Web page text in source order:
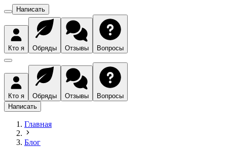
Написать
Кто я Обряды Отзывы Вопросы
Кто я Обряды Отзывы
Вопросы
Написать
Главная
Блог